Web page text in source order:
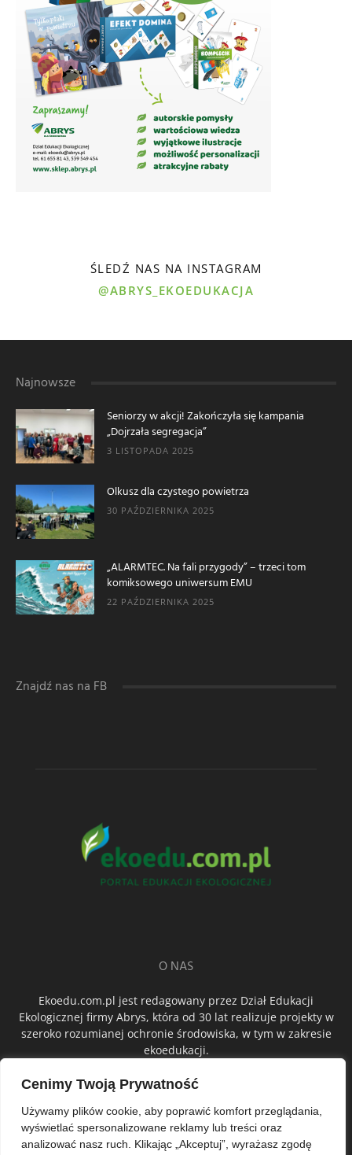
Cenimy Twoją Prywatność
Używamy plików cookie, aby poprawić komfort przeglądania,
wyświetlać spersonalizowane reklamy lub treści oraz
analizować nasz ruch. Klikając „Akceptuj”, wyrażasz zgodę
ŚLEDŹ NAS NA INSTAGRAM
@ABRYS_EKOEDUKACJA
Najnowsze
Seniorzy w akcji! Zakończyła się kampania
„Dojrzała segregacja”
3 LISTOPADA 2025
Olkusz dla czystego powietrza
30 PAŹDZIERNIKA 2025
„ALARMTEC. Na fali przygody” – trzeci tom
komiksowego uniwersum EMU
22 PAŹDZIERNIKA 2025
Znajdź nas na FB
O NAS
Ekoedu.com.pl jest redagowany przez Dział Edukacji
Ekologicznej firmy Abrys, która od 30 lat realizuje projekty w
szeroko rozumianej ochronie środowiska, w tym w zakresie
ekoedukacji.
ŚLEDŹ NAS